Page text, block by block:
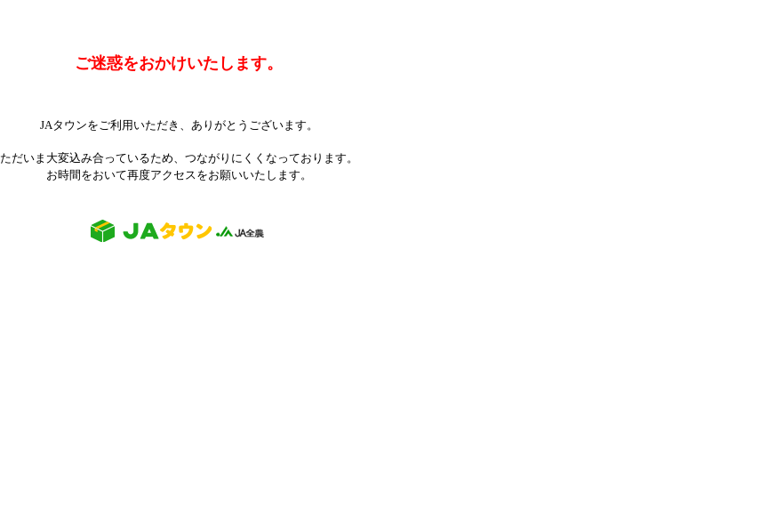
ご迷惑をおかけいたします。
JAタウンをご利用いただき、ありがとうございます。
ただいま大変込み合っているため、つながりにくくなっております。
お時間をおいて再度アクセスをお願いいたします。